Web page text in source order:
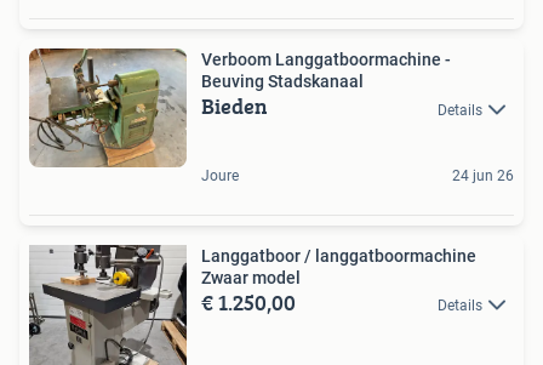
Verboom Langgatboormachine -
Beuving Stadskanaal
Bieden Details
Joure 24 jun 26
Langgatboor / langgatboormachine
Zwaar model
€ 1.250,00 Details